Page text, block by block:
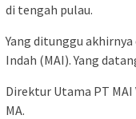
di tengah pulau.
Yang ditunggu
Indah (MAI). Yang
Direktur Utama PT MAI
MA.